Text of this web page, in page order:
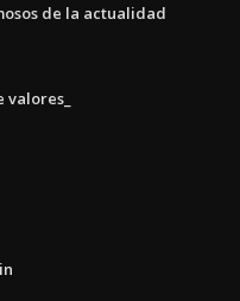
de la actualidad